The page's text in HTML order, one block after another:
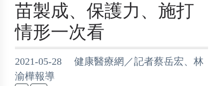
苗製成、保護力、施打
情形一次看
2021-05-28 健康醫療網／記者蔡岳宏、林
渝樺報導